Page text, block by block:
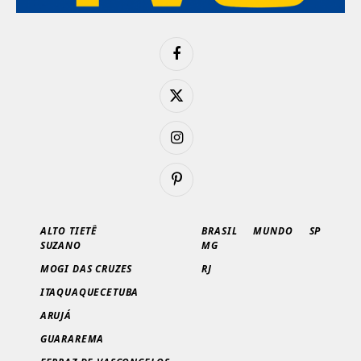
Facebook
X
Instagram
Pinterest
ALTO TIETÊ
SUZANO
MOGI DAS CRUZES
ITAQUAQUECETUBA
ARUJÁ
GUARAREMA
BRASIL
MG
RJ
MUNDO SP